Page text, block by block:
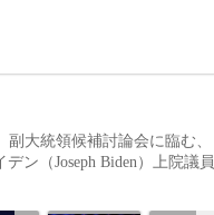
大統領候補討論会に臨む、
ン（Joseph Biden）上院議員